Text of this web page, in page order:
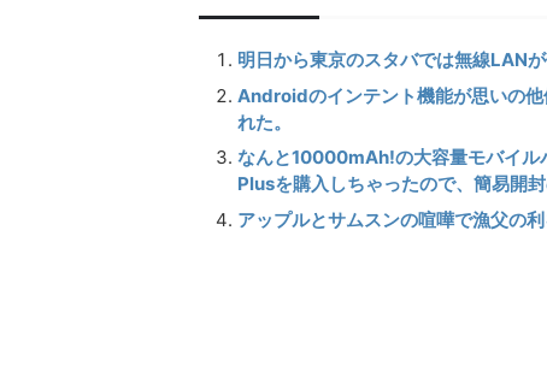
明日から東京のスタバでは無線LAN
Androidのインテント機能が思いの
れた。
なんと10000mAh!の大容量モバイ
Plusを購入しちゃったので、簡易開封
アップルとサムスンの喧嘩で漁父の